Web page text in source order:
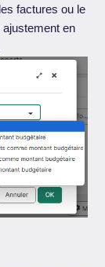
factures ou le
en